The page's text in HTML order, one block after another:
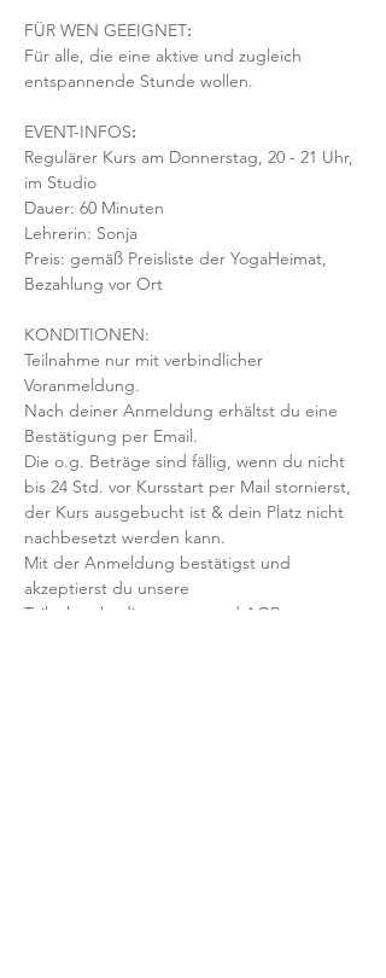
FÜR WEN GEEIGNET:
Für alle, die eine aktive und zugleich
entspannende Stunde wollen.
EVENT-INFOS:
Regulärer Kurs am Donnerstag, 20 - 21 Uhr,
im Studio
Dauer: 60 Minuten
Lehrerin: Sonja
Preis: gemäß Preisliste der YogaHeimat,
Bezahlung vor Ort
KONDITIONEN:
Teilnahme nur mit verbindlicher
Voranmeldung.
Nach deiner Anmeldung erhältst du eine
Bestätigung per Email.
Die o.g. Beträge sind fällig, wenn du nicht
bis 24 Std. vor Kursstart per Mail stornierst,
der Kurs ausgebucht ist & dein Platz nicht
nachbesetzt werden kann.
Mit der Anmeldung bestätigst und
akzeptierst du unsere
Teilnahmebedingungen und AGB.